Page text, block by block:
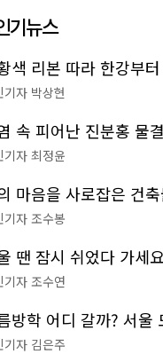
기뉴스
기자 박상현
기자 최정윤
기자 조수봉
기자 조수연
기자 김은주